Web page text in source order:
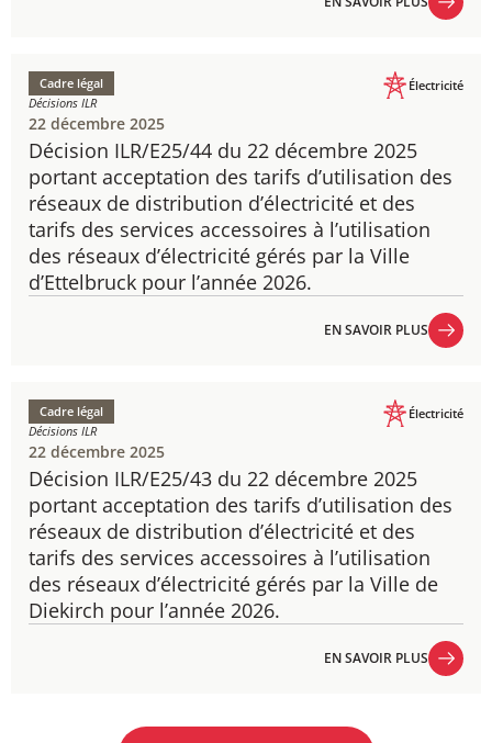
Décision ILR/E25/44 du 22 décembre 2025
portant acceptation des tarifs d’utilisation des
réseaux de distribution d’électricité et des
tarifs des services accessoires à l’utilisation
des réseaux d’électricité gérés par la Ville
d’Ettelbruck pour l’année 2026.
Cadre légal
Décisions ILR
Électricité
22 décembre 2025
EN SAVOIR PLUS
Décision ILR/E25/43 du 22 décembre 2025
portant acceptation des tarifs d’utilisation des
réseaux de distribution d’électricité et des
tarifs des services accessoires à l’utilisation
des réseaux d’électricité gérés par la Ville de
Diekirch pour l’année 2026.
Cadre légal
Décisions ILR
Électricité
22 décembre 2025
EN SAVOIR PLUS